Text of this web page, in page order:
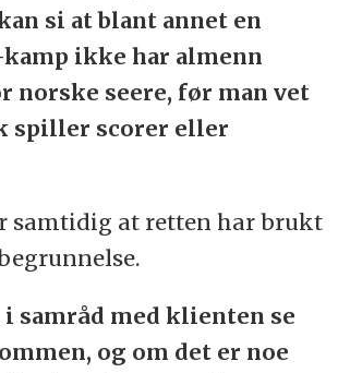
si at blant annet en
ikke har almenn
norske seere, før man vet
spiller scorer eller
samtidig at retten har brukt
samråd med klienten se
og om det er noe